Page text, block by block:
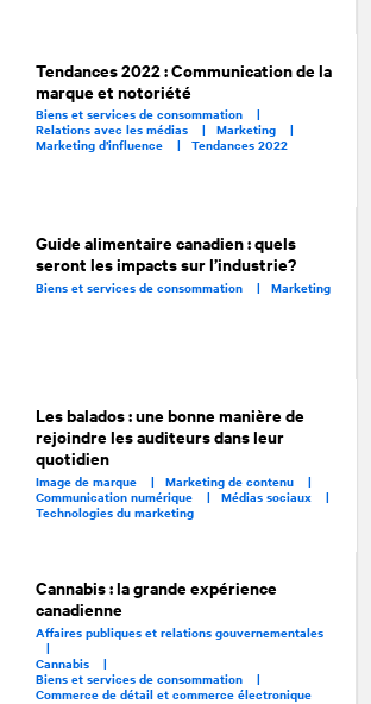
Tendances 2022 : Communication de la
marque et notoriété
Biens et services de consommation |
Relations avec les médias |Marketing |
Marketing d’influence |Tendances 2022
Guide alimentaire canadien : quels
seront les impacts sur l’industrie?
Biens et services de consommation | Marketing
Les balados : une bonne manière de
rejoindre les auditeurs dans leur
quotidien
Image de marque |Marketing de contenu |
Communication numérique |Médias sociaux |
Technologies du marketing
Cannabis : la grande expérience
canadienne
Affaires publiques et relations gouvernementales
|
Cannabis |
Biens et services de consommation |
Commerce de détail et commerce électronique